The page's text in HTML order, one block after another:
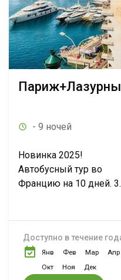
- 9 ночей
Новинка 2025!
Автобусный тур во
Францию на 10 дней. 3
Дополнительно можно
посетить Нормандию,...
Доступно в течение
Янв Фев Мар Апр
Окт
Ноя Дек